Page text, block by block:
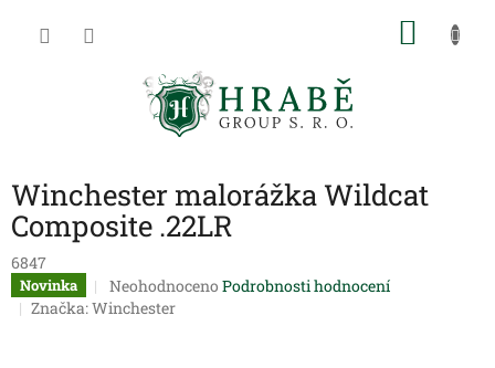
Winchester malorážka Wildcat
Composite .22LR
6847
Novinka
Průměrné
hodnocení
Neohodnoceno Podrobnosti hodnocení
Značka:Winchester